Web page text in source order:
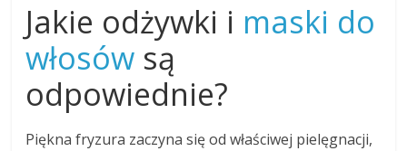
Jakie odżywki i maski do
włosów są
odpowiednie?
Piękna fryzura zaczyna się od właściwej pielęgnacji,